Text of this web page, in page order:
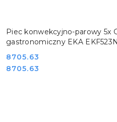
Piec konwekcyjno-parowy 5x
gastronomiczny EKA
Cena:
8705.63
Cena:
8705.63